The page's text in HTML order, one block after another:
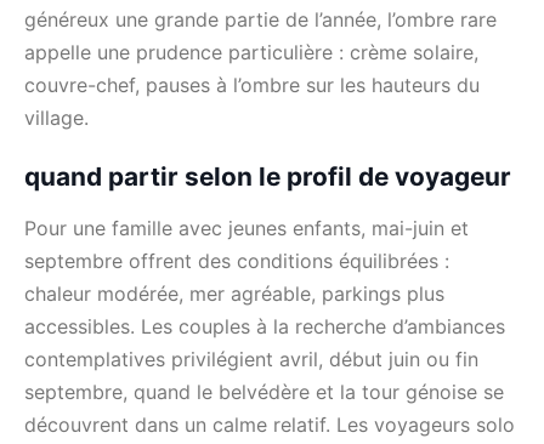
généreux une grande partie de l’année, l’ombre rare
appelle une prudence particulière : crème solaire,
couvre-chef, pauses à l’ombre sur les hauteurs du
village.
quand partir selon le profil de voyageur
Pour une famille avec jeunes enfants, mai-juin et
septembre offrent des conditions équilibrées :
chaleur modérée, mer agréable, parkings plus
accessibles. Les couples à la recherche d’ambiances
contemplatives privilégient avril, début juin ou fin
septembre, quand le belvédère et la tour génoise se
découvrent dans un calme relatif. Les voyageurs solo